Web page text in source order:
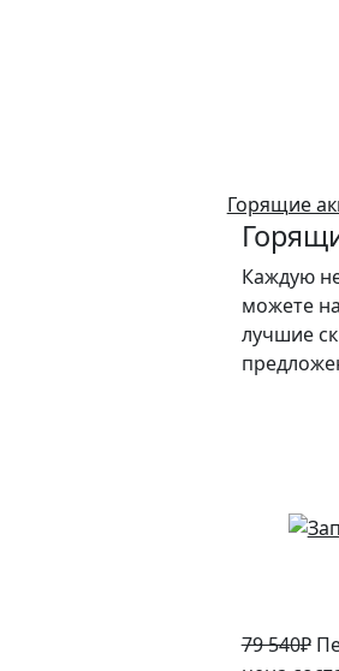
Горящие
Каждую
можете
лучшие
79 540₽